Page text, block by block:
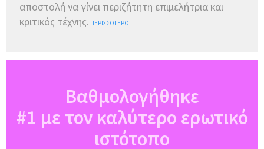
αποστολή να γίνει περιζήτητη επιμελήτρια και
κριτικός τέχνης. ΠΕΡΙΣΣΌΤΕΡΟ
Βαθμολογήθηκε
#1 με τον καλύτερο ερωτικό
ιστότοπο